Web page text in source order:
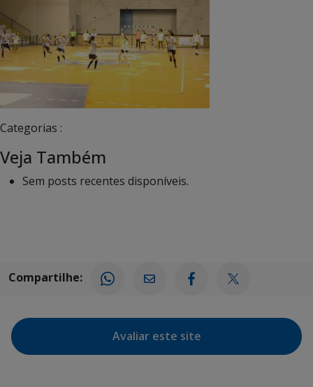
Categorias :
Veja Também
Sem posts recentes disponíveis.
Compartilhe:
Avaliar este site